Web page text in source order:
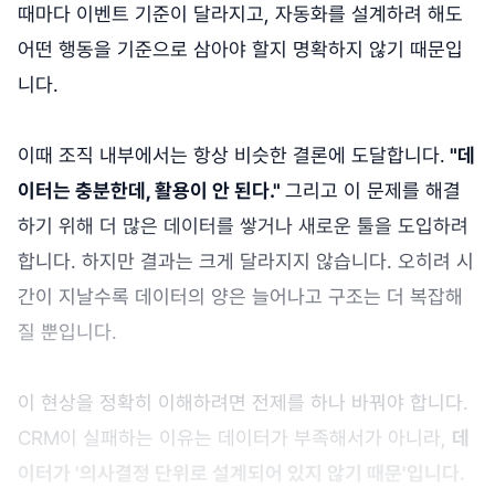
때마다 이벤트 기준이 달라지고, 자동화를 설계하려 해도
어떤 행동을 기준으로 삼아야 할지 명확하지 않기 때문입
니다.
이때 조직 내부에서는 항상 비슷한 결론에 도달합니다. "데
이터는 충분한데, 활용이 안 된다." 그리고 이 문제를 해결
하기 위해 더 많은 데이터를 쌓거나 새로운 툴을 도입하려
합니다. 하지만 결과는 크게 달라지지 않습니다. 오히려 시
간이 지날수록 데이터의 양은 늘어나고 구조는 더 복잡해
질 뿐입니다.
이 현상을 정확히 이해하려면 전제를 하나 바꿔야 합니다.
CRM이 실패하는 이유는 데이터가 부족해서가 아니라, 데
이터가 '의사결정 단위로 설계되어 있지 않기 때문'입니다.